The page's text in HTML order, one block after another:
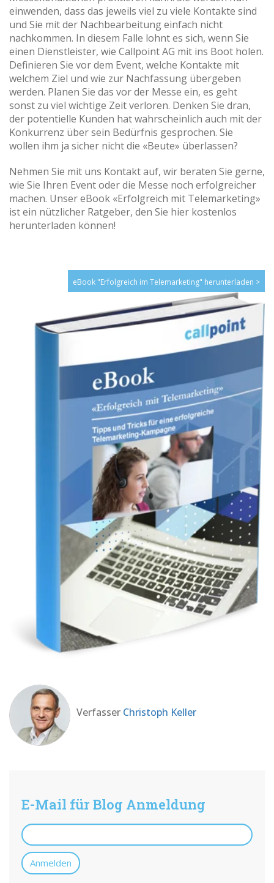
einwenden, dass das jeweils viel zu viele Kontakte sind
und Sie mit der Nachbearbeitung einfach nicht
nachkommen. In diesem Falle lohnt es sich, wenn Sie
einen Dienstleister, wie Callpoint AG mit ins Boot holen.
Definieren Sie vor dem Event, welche Kontakte mit
welchem Ziel und wie zur Nachfassung übergeben
werden. Planen Sie das vor der Messe ein, es geht
sonst zu viel wichtige Zeit verloren. Denken Sie dran,
der potentielle Kunden hat wahrscheinlich auch mit der
Konkurrenz über sein Bedürfnis gesprochen. Sie
wollen ihm ja sicher nicht die «Beute» überlassen?
Nehmen Sie mit uns Kontakt auf, wir beraten Sie gerne,
wie Sie Ihren Event oder die Messe noch erfolgreicher
machen. Unser eBook «Erfolgreich mit Telemarketing»
ist ein nützlicher Ratgeber, den Sie hier kostenlos
herunterladen können!
eBook "Erfolgreich im Telemarketing" herunterladen >
Verfasser Christoph Keller
E-Mail für Blog Anmeldung